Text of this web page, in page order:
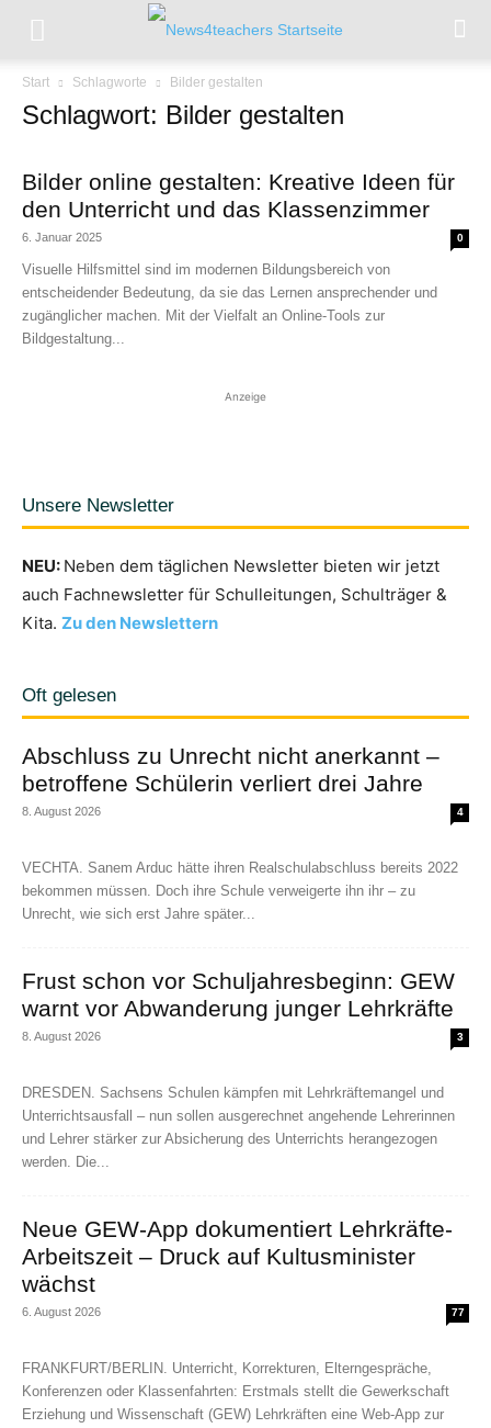
Start Schlagworte Bilder gestalten
Schlagwort: Bilder gestalten
Bilder online gestalten: Kreative Ideen für
den Unterricht und das Klassenzimmer
6. Januar 2025 0
Visuelle Hilfsmittel sind im modernen Bildungsbereich von
entscheidender Bedeutung, da sie das Lernen ansprechender und
zugänglicher machen. Mit der Vielfalt an Online-Tools zur
Bildgestaltung...
Anzeige
Unsere Newsletter
NEU: Neben dem täglichen Newsletter bieten wir jetzt
auch Fachnewsletter für Schulleitungen, Schulträger &
Kita. Zu den Newslettern
Oft gelesen
Abschluss zu Unrecht nicht anerkannt –
betroffene Schülerin verliert drei Jahre
8. August 2026 4
VECHTA. Sanem Arduc hätte ihren Realschulabschluss bereits 2022
bekommen müssen. Doch ihre Schule verweigerte ihn ihr – zu
Unrecht, wie sich erst Jahre später...
Frust schon vor Schuljahresbeginn: GEW
warnt vor Abwanderung junger Lehrkräfte
8. August 2026 3
DRESDEN. Sachsens Schulen kämpfen mit Lehrkräftemangel und
Unterrichtsausfall – nun sollen ausgerechnet angehende Lehrerinnen
und Lehrer stärker zur Absicherung des Unterrichts herangezogen
werden. Die...
Neue GEW-App dokumentiert Lehrkräfte-
Arbeitszeit – Druck auf Kultusminister
wächst
6. August 2026 77
FRANKFURT/BERLIN. Unterricht, Korrekturen, Elterngespräche,
Konferenzen oder Klassenfahrten: Erstmals stellt die Gewerkschaft
Erziehung und Wissenschaft (GEW) Lehrkräften eine Web-App zur